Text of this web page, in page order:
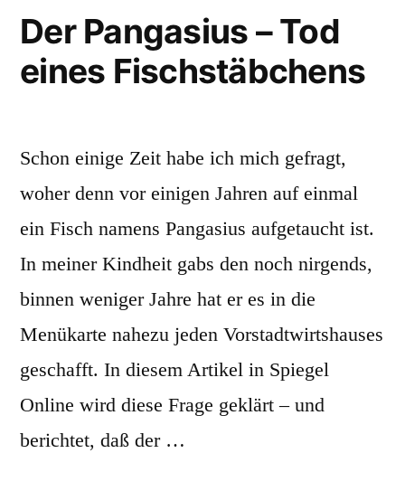
Der Pangasius – Tod
eines Fischstäbchens
Schon einige Zeit habe ich mich gefragt,
woher denn vor einigen Jahren auf einmal
ein Fisch namens Pangasius aufgetaucht ist.
In meiner Kindheit gabs den noch nirgends,
binnen weniger Jahre hat er es in die
Menükarte nahezu jeden Vorstadtwirtshauses
geschafft. In diesem Artikel in Spiegel
Online wird diese Frage geklärt – und
berichtet, daß der …